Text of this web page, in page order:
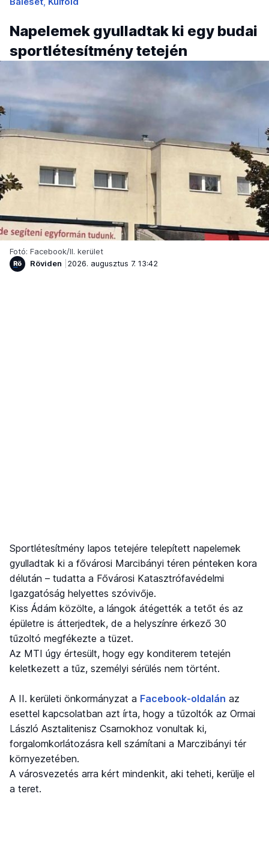
Napelemek gyulladtak ki egy budai
sportlétesítmény tetején
Fotó: Facebook/II. kerület
Röviden
2026. augusztus 7. 13:42
Sportlétesítmény lapos tetejére telepített napelemek
gyulladtak ki a fővárosi Marcibányi téren pénteken kora
délután – tudatta a Fővárosi Katasztrófavédelmi
Igazgatóság helyettes szóvivője.
Kiss Ádám közölte, a lángok átégették a tetőt és az
épületre is átterjedtek, de a helyszínre érkező 30
tűzoltó megfékezte a tüzet.
Az MTI úgy értesült, hogy egy konditerem tetején
keletkezett a tűz, személyi sérülés nem történt.
A II. kerületi önkormányzat a Facebook-oldalán az
esettel kapcsolatban azt írta, hogy a tűzoltók az Ormai
László Asztalitenisz Csarnokhoz vonultak ki,
forgalomkorlátozásra kell számítani a Marczibányi tér
környezetében.
A városvezetés arra kért mindenkit, aki teheti, kerülje el
a teret.